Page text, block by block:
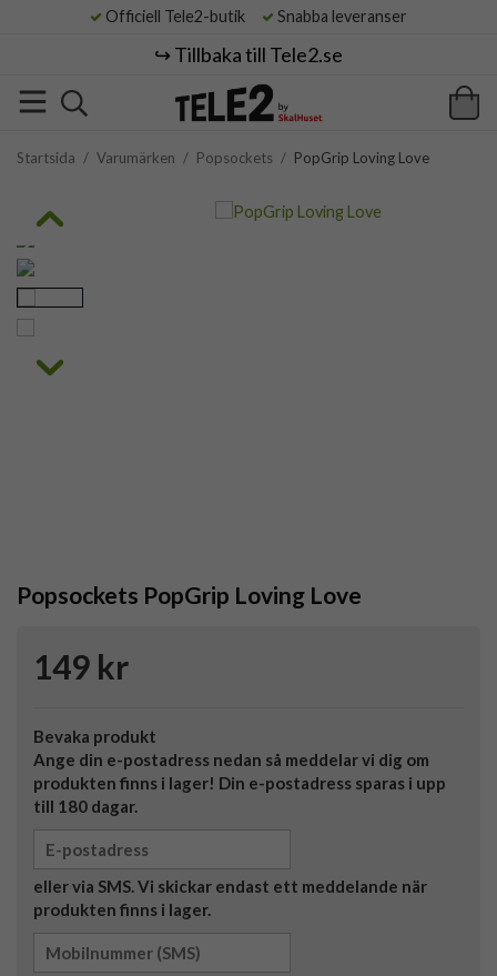
Officiell Tele2-butik Snabba leveranser
↪️ Tillbaka till Tele2.se
Startsida / Varumärken / Popsockets / PopGrip Loving Love
Popsockets PopGrip Loving Love
149 kr
Bevaka produkt
Ange din e-postadress nedan så meddelar vi dig om
produkten finns i lager! Din e-postadress sparas i upp
till 180 dagar.
eller via SMS. Vi skickar endast ett meddelande när
produkten finns i lager.